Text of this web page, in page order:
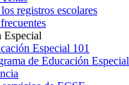
registros escolares
Especial
Especial 101
de Educación